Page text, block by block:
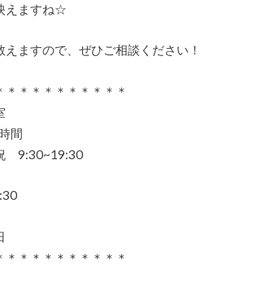
えますね☆
ますので、ぜひご相談ください！
＊＊＊＊＊＊＊＊＊＊
間
9:30~19:30
＊＊＊＊＊＊＊＊＊＊